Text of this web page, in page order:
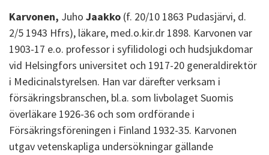
Karvonen, Juho Jaakko (f. 20/10 1863 Pudasjärvi, d.
2/5 1943 Hfrs), läkare, med.o.kir.dr 1898. Karvonen var
1903-17 e.o. professor i syfilidologi och hudsjukdomar
vid Helsingfors universitet och 1917-20 generaldirektör
i Medicinalstyrelsen. Han var därefter verksam i
försäkringsbranschen, bl.a. som livbolaget Suomis
överläkare 1926-36 och som ordförande i
Försäkringsföreningen i Finland 1932-35. Karvonen
utgav vetenskapliga undersökningar gällande